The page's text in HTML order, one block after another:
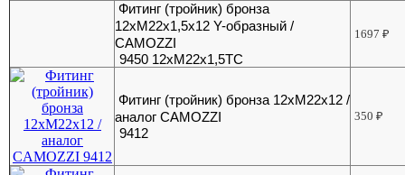
Фитинг (тройник) бронза
12хМ22х1,5х12 Y-образный /
CAMOZZI
9450 12хМ22х1,5ТС
1697₽
Фитинг (тройник) бронза 12хМ22х12 /
аналог CAMOZZI
9412
350₽